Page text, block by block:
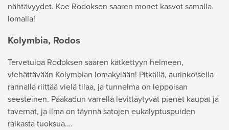
nähtävyydet. Koe Rodoksen saaren monet kasvot samalla
lomalla!
Kolymbia, Rodos
Tervetuloa Rodoksen saaren kätkettyyn helmeen,
viehättävään Kolymbian lomakylään! Pitkällä, aurinkoisella
rannalla riittää vielä tilaa, ja tunnelma on leppoisan
seesteinen. Pääkadun varrella levittäytyvät pienet kaupat ja
tavernat, ja ilma on täynnä satojen eukalyptuspuiden
raikasta tuoksua.…